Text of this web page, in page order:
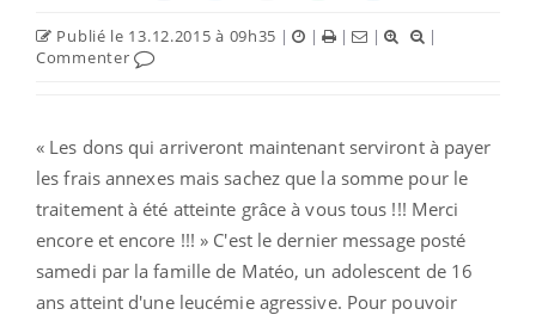
Publié le 13.12.2015 à 09h35 | | | |
|
Commenter
« Les dons qui arriveront maintenant serviront à payer
les frais annexes mais sachez que la somme pour le
traitement à été atteinte grâce à vous tous !!! Merci
encore et encore !!! » C'est le dernier message posté
samedi par la famille de Matéo, un adolescent de 16
ans atteint d'une leucémie agressive. Pour pouvoir